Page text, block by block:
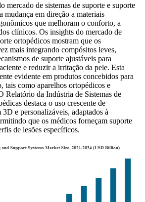
mercado de sistemas de suporte e suporte
mudança em direção a materiais
que melhoram o conforto, a
clínicos. Os insights do mercado de
ortopédicos mostram que os
mais integrando compósitos leves,
de suporte ajustáveis ​​para
e reduzir a irritação da pele. Esta
evidente em produtos concebidos para
tais como aparelhos ortopédicos e
Relatório da Indústria de Sistemas de
destaca o uso crescente de
3D e personalizáveis, adaptados à
que os médicos forneçam suporte
de lesões específicos.